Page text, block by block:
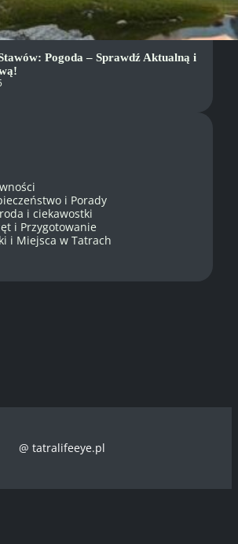
Pogoda – Sprawdź Aktualną i
i Porady
i ciekawostki
i Przygotowanie
i Miejsca w Tatrach
@ tatralifeeye.pl